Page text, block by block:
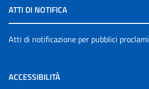
ATTI DI NOTIFICA
Atti di notificazione per pubblici proclami
ACCESSIBILITÀ